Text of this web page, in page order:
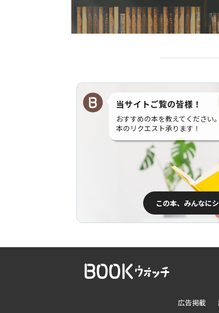
当サイトご覧の皆様！
おすすめの本を教えてください。
本のリクエスト承ります！
この本、みんなに
広告掲載